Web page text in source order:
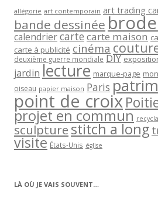
allégorie art contemporain art trading
bande dessinée
calendriercartecarte maison
carte à publicité cinéma
deuxième guerre mondiale DIY
jardin lecture marque-page
oiseau papier maison Paris
point de croix
projet en commun
sculpturestitch a long
visite États-Unis église
LÀ OÙ JE VAIS SOUVENT…